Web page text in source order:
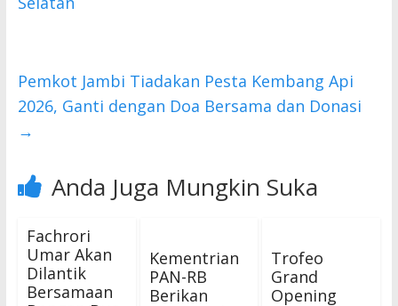
o
Pemkot Jambi Tiadakan Pesta Kembang Api
2026, Ganti dengan Doa Bersama dan Donasi
→
Anda Juga Mungkin Suka
Fachrori
Umar Akan
Dilantik
Bersamaan
Kementrian
PAN-RB
Berikan
Trofeo
Grand
Opening